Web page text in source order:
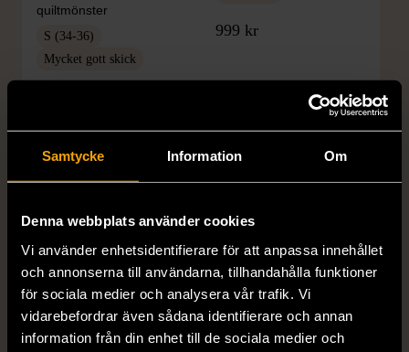
Samtycke Information Om
Denna webbplats använder cookies
Vi använder enhetsidentifierare för att anpassa innehållet
och annonserna till användarna, tillhandahålla funktioner
för sociala medier och analysera vår trafik. Vi
vidarebefordrar även sådana identifierare och annan
information från din enhet till de sociala medier och
quiltmönster
S (34-36)
Mycket gott skick
999 kr
RALPH LAUREN